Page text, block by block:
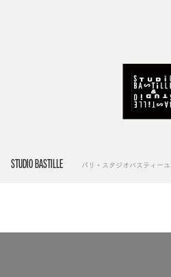
STUDIO BASTILLE パリ・スタジオバスティー